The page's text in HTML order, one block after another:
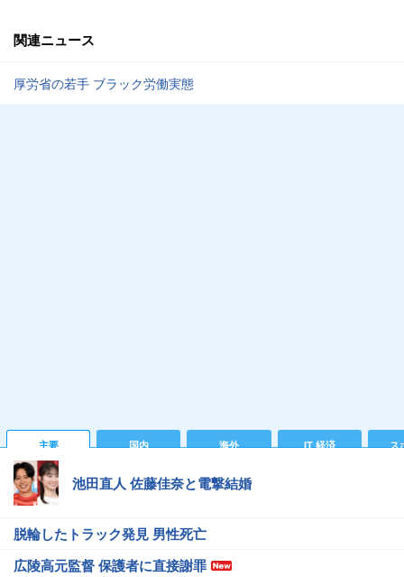
関連ニュース
厚労省の若手 ブラック労働実態
主要 国内 海外 IT 経済 ス
池田直人 佐藤佳奈と電撃結婚
脱輪したトラック発見 男性死亡
広陵高元監督 保護者に直接謝罪